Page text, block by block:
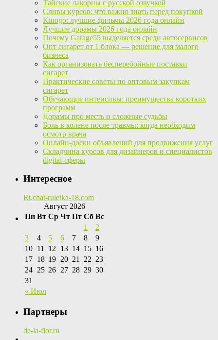
Тайские лакорны с русской озвучкой
Сливы курсов: что важно знать перед покупкой
Kinogo: лучшие фильмы 2026 года онлайн
Лучшие дорамы 2026 года онлайн
Почему Garage55 выделяется среди автосервисов
Опт сигарет от 1 блока — решение для малого
бизнеса
Как организовать бесперебойные поставки
сигарет
Практические советы по оптовым закупкам
сигарет
Обучающие интенсивы: преимущества коротких
программ
Дорамы про месть и сложные судьбы
Боль в колене после травмы: когда необходим
осмотр врача
Онлайн-доски объявлений для продвижения услуг
Складчина курсов для дизайнеров и специалистов
digital-сферы
Интересное
Rt.chat-ruletka-18.com
Август 2026
Пн Вт Ср Чт Пт Сб Вс
« Июл
1
2
3
4 5 6 7 8
9
10 11 12 13 14 15 16
17 18 19 20 21 22 23
24 25 26 27 28 29 30
31
Партнеры
de-la-flor.ru